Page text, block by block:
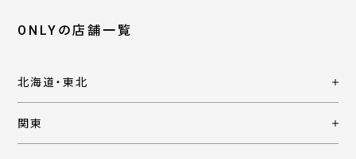
ONLYの店舗一覧
北海道・東北
関東